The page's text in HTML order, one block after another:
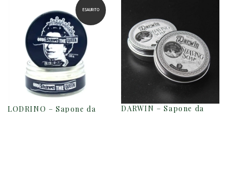
ESAURITO
LODRINO – Sapone da
DARWIN – Sapone da